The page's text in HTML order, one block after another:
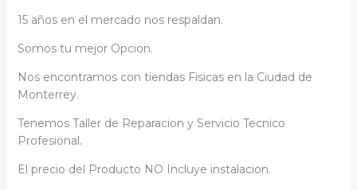
15 años en el mercado nos respaldan.
Somos tu mejor Opcion.
Nos encontramos con tiendas Fisicas en la Ciudad de
Monterrey.
Tenemos Taller de Reparacion y Servicio Tecnico
Profesional.
El precio del Producto NO Incluye instalacion.